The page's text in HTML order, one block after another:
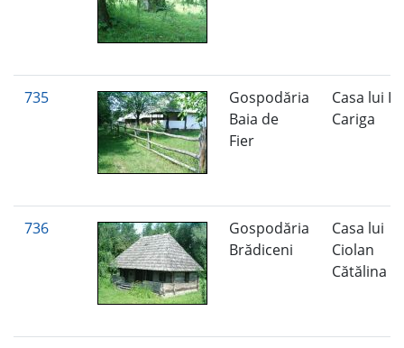
735
Gospodăria
Baia de
Fier
Casa lui
Cariga
736
Gospodăria
Brădiceni
Casa lui
Ciolan
Cătălina